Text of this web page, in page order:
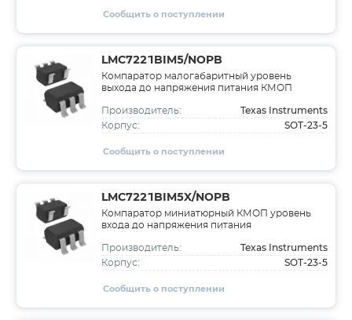
Сообщить о поступлении
LMC7221BIM5/NOPB
Компаратор малогабаритный уровень
выхода до напряжения питания КМОП
Производитель: Texas Instruments
Корпус: SOT-23-5
Сообщить о поступлении
LMC7221BIM5X/NOPB
Компаратор миниатюрный КМОП уровень
входа до напряжения питания
Производитель: Texas Instruments
Корпус: SOT-23-5
Сообщить о поступлении